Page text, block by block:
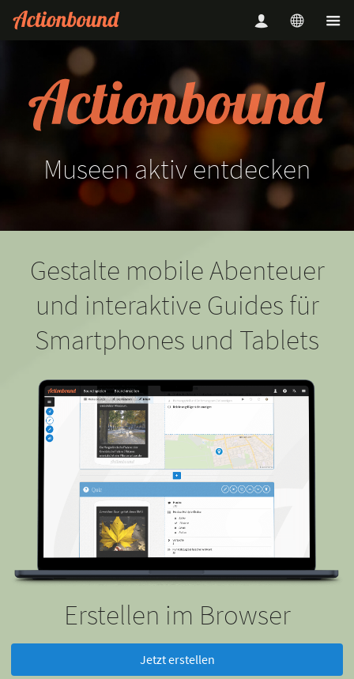
Museen aktiv entdecken
Gestalte mobile Abenteuer
und interaktive Guides für
Smartphones und Tablets
Erstellen im Browser
Jetzt erstellen